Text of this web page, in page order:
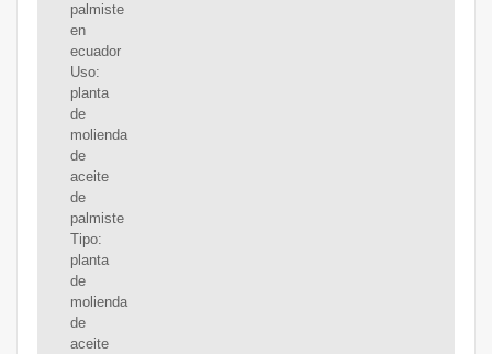
palmiste
en
ecuador
Uso:
planta
de
molienda
de
aceite
de
palmiste
Tipo:
planta
de
molienda
de
aceite